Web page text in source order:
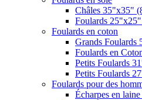
Châles 35"x35"
Foulards
Foulards en coton
Grands Foulards
Foulards en
Petits Foulards
Petits Foulards
Foulards pour des
Écharpes en